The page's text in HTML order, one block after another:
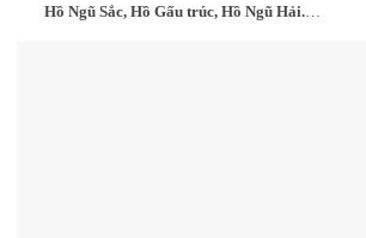
Hồ Ngũ Sắc, Hồ Gấu trúc, Hồ Ngũ Hải.…